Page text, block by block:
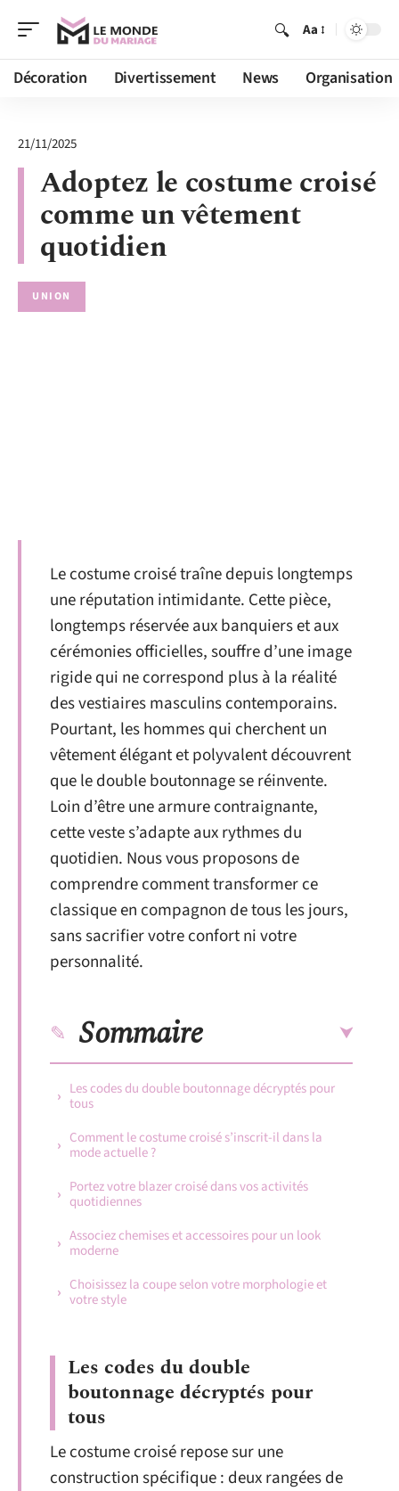
Aa
Décoration Divertissement News Organisation
21/11/2025
Adoptez le costume croisé
comme un vêtement
quotidien
UNION
Le costume croisé traîne depuis longtemps
une réputation intimidante. Cette pièce,
longtemps réservée aux banquiers et aux
cérémonies officielles, souffre d’une image
rigide qui ne correspond plus à la réalité
des vestiaires masculins contemporains.
Pourtant, les hommes qui cherchent un
vêtement élégant et polyvalent découvrent
que le double boutonnage se réinvente.
Loin d’être une armure contraignante,
cette veste s’adapte aux rythmes du
quotidien. Nous vous proposons de
comprendre comment transformer ce
classique en compagnon de tous les jours,
sans sacrifier votre confort ni votre
personnalité.
Sommaire
Les codes du double boutonnage décryptés pour
tous
Comment le costume croisé s’inscrit-il dans la
mode actuelle ?
Portez votre blazer croisé dans vos activités
quotidiennes
Associez chemises et accessoires pour un look
moderne
Choisissez la coupe selon votre morphologie et
votre style
Les codes du double
boutonnage décryptés pour
tous
Le costume croisé repose sur une
construction spécifique : deux rangées de